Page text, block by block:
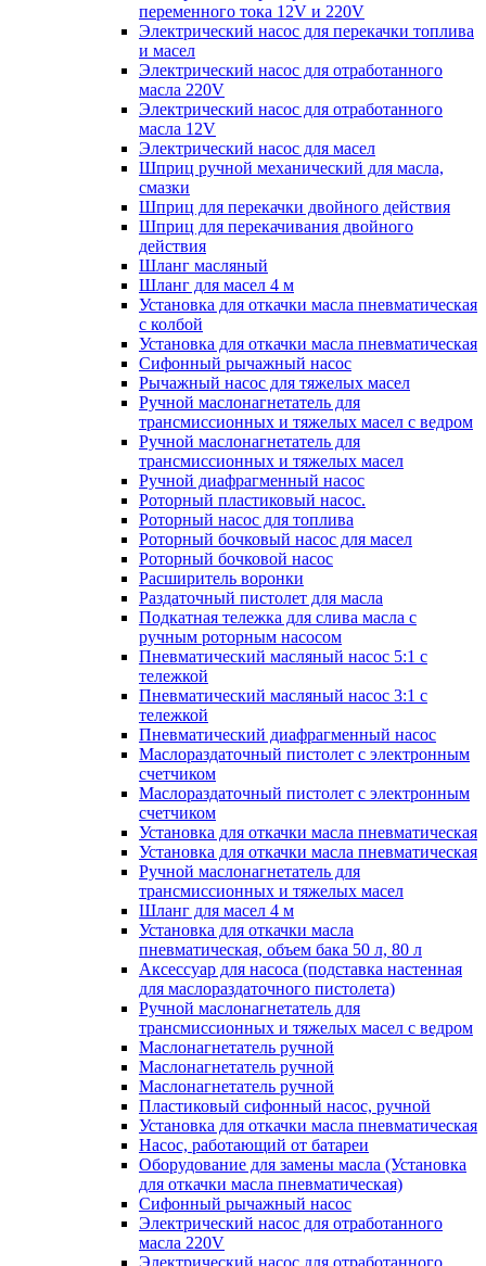
переменного тока 12V и 220V
Электрический насос для перекачки топлива
и масел
Электрический насос для отработанного
масла 220V
Электрический насос для отработанного
масла 12V
Электрический насос для масел
Шприц ручной механический для масла,
смазки
Шприц для перекачки двойного действия
Шприц для перекачивания двойного
действия
Шланг масляный
Шланг для масел 4 м
Установка для откачки масла пневматическая
с колбой
Установка для откачки масла пневматическая
Сифонный рычажный насос
Рычажный насос для тяжелых масел
Ручной маслонагнетатель для
трансмиссионных и тяжелых масел с ведром
Ручной маслонагнетатель для
трансмиссионных и тяжелых масел
Ручной диафрагменный насос
Роторный пластиковый насос.
Роторный насос для топлива
Роторный бочковый насос для масел
Роторный бочковой насос
Расширитель воронки
Раздаточный пистолет для масла
Подкатная тележка для слива масла с
ручным роторным насосом
Пневматический масляный насос 5:1 с
тележкой
Пневматический масляный насос 3:1 с
тележкой
Пневматический диафрагменный насос
Маслораздаточный пистолет с электронным
счетчиком
Маслораздаточный пистолет с электронным
счетчиком
Установка для откачки масла пневматическая
Установка для откачки масла пневматическая
Ручной маслонагнетатель для
трансмиссионных и тяжелых масел
Шланг для масел 4 м
Установка для откачки масла
пневматическая, объем бака 50 л, 80 л
Аксессуар для насоса (подставка настенная
для маслораздаточного пистолета)
Ручной маслонагнетатель для
трансмиссионных и тяжелых масел с ведром
Маслонагнетатель ручной
Маслонагнетатель ручной
Маслонагнетатель ручной
Пластиковый сифонный насос, ручной
Установка для откачки масла пневматическая
Насос, работающий от батареи
Оборудование для замены масла (Установка
для откачки масла пневматическая)
Сифонный рычажный насос
Электрический насос для отработанного
масла 220V
Электрический насос для отработанного